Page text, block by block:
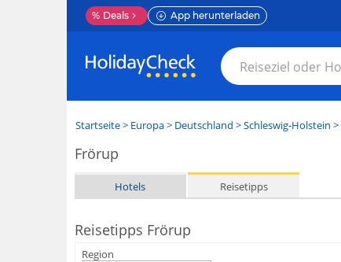
% Deals App herunterladen
Startseite> Europa> Deutschland >Schleswig-Holstein >
Frörup
Hotels Reisetipps
Reisetipps Frörup
Region